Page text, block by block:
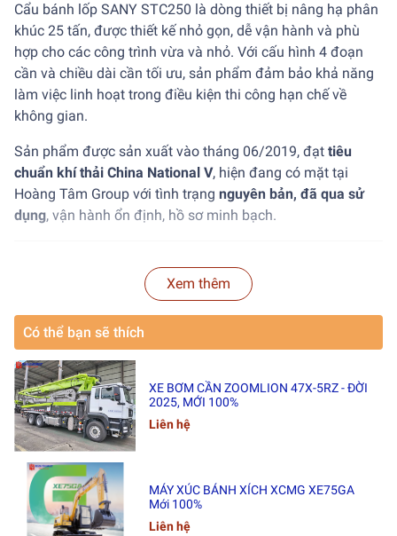
Cẩu bánh lốp SANY STC250 là dòng thiết bị nâng hạ phân
khúc 25 tấn, được thiết kế nhỏ gọn, dễ vận hành và phù
hợp cho các công trình vừa và nhỏ. Với cấu hình 4 đoạn
cần và chiều dài cần tối ưu, sản phẩm đảm bảo khả năng
làm việc linh hoạt trong điều kiện thi công hạn chế về
không gian.
Sản phẩm được sản xuất vào tháng 06/2019, đạt tiêu
chuẩn khí thải China National V, hiện đang có mặt tại
Hoàng Tâm Group với tình trạng nguyên bản, đã qua sử
dụng, vận hành ổn định, hồ sơ minh bạch.
2. Thông tin chung
SANY STC250
Loại:Cẩu bánh lốp, 4 đoạn cần
Tải trọng nâng tối đa: 25 tấn
Số đoạn cần:4 đoạn
Năm sản xuất:
Tiêu chuẩn khí thải:China National V
Tình trạng:Nguyên bản, đã qua sử dụng
Xem thêm
Có thể bạn sẽ thích
XE BƠM CẦN ZOOMLION 47X-5RZ - ĐỜI
2025, MỚI 100%
Liên hệ
MÁY XÚC BÁNH XÍCH XCMG XE75GA
Mới 100%
Liên hệ